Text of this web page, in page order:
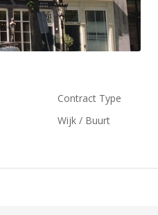
Contract Type
Wijk / Buurt